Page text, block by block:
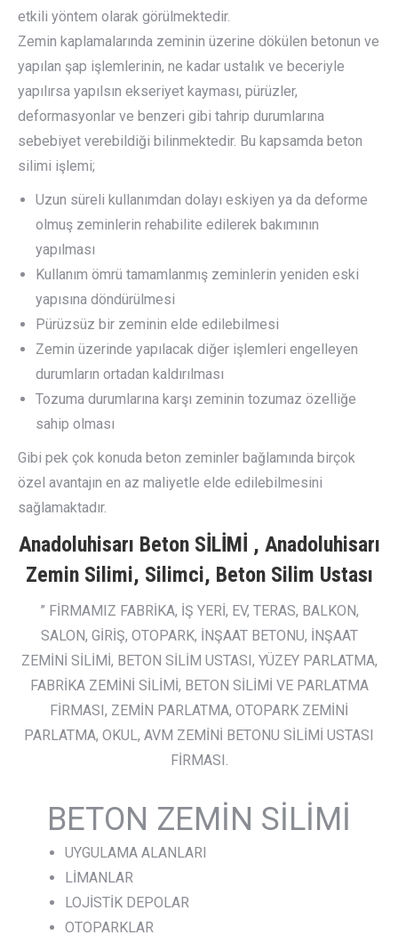
etkili yöntem olarak görülmektedir.
Zemin kaplamalarında zeminin üzerine dökülen betonun ve
yapılan şap işlemlerinin, ne kadar ustalık ve beceriyle
yapılırsa yapılsın ekseriyet kayması, pürüzler,
deformasyonlar ve benzeri gibi tahrip durumlarına
sebebiyet verebildiği bilinmektedir. Bu kapsamda beton
silimi işlemi;
Uzun süreli kullanımdan dolayı eskiyen ya da deforme
olmuş zeminlerin rehabilite edilerek bakımının
yapılması
Kullanım ömrü tamamlanmış zeminlerin yeniden eski
yapısına döndürülmesi
Pürüzsüz bir zeminin elde edilebilmesi
Zemin üzerinde yapılacak diğer işlemleri engelleyen
durumların ortadan kaldırılması
Tozuma durumlarına karşı zeminin tozumaz özelliğe
sahip olması
Gibi pek çok konuda beton zeminler bağlamında birçok
özel avantajın en az maliyetle elde edilebilmesini
sağlamaktadır.
Anadoluhisarı Beton SİLİMİ , Anadoluhisarı
Zemin Silimi, Silimci, Beton Silim Ustası
” FİRMAMIZ FABRİKA, İŞ YERİ, EV, TERAS, BALKON,
SALON, GİRİŞ, OTOPARK, İNŞAAT BETONU, İNŞAAT
ZEMİNİ SİLİMİ, BETON SİLİM USTASI, YÜZEY PARLATMA,
FABRİKA ZEMİNİ SİLİMİ, BETON SİLİMİ VE PARLATMA
FİRMASI, ZEMİN PARLATMA, OTOPARK ZEMİNİ
PARLATMA, OKUL, AVM ZEMİNİ BETONU SİLİMİ USTASI
FİRMASI.
BETON ZEMİN SİLİMİ
UYGULAMA ALANLARI
LİMANLAR
LOJİSTİK DEPOLAR
OTOPARKLAR